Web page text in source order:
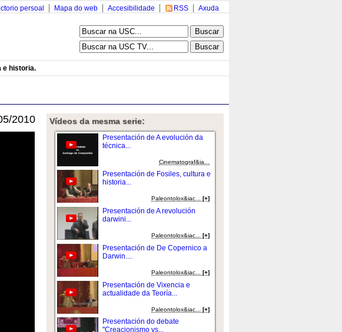
Axuda
RSS
Accesibilidade
Mapa do web
persoal
e historia.
2010 Vídeos da mesma serie:
Presentación de A evolución da
técnica...
Cinematograf&ia...
Presentación de Fosiles, cultura e
historia...
Paleontolox&iac... [+]
Presentación de A revolución
darwini...
Paleontolox&iac...[+]
Presentación de De Copernico a
Darwin....
Paleontolox&iac...[+]
Presentación de Vixencia e
actualidade da Teoría...
Paleontolox&iac...[+]
Presentación do debate
"Creacionismo vs...